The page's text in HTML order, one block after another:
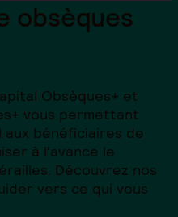
obsèques
Obsèques+ et
vous permettant
bénéficiaires de
à l’avance le
Découvrez nos
vers ce qui vous